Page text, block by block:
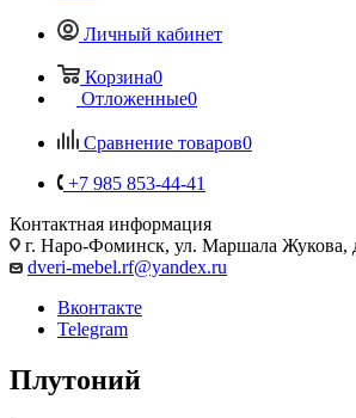
Личный кабинет
Корзина0
Отложенные0
Сравнение товаров0
+7 985 853-44-41
Контактная информация
г. Наро-Фоминск, ул. Маршала Жукова,
dveri-mebel.rf@yandex.ru
Вконтакте
Telegram
Плутоний